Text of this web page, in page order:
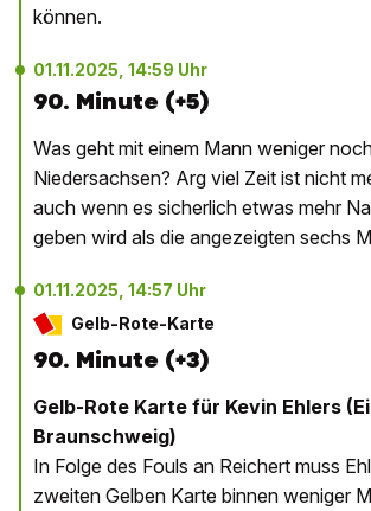
können.
01.11.2025, 14:59 Uhr
90. Minute (+5)
Was geht mit einem Mann weniger
Niedersachsen? Arg viel Zeit ist nicht
auch wenn es sicherlich etwas mehr
geben wird als die angezeigten sechs
01.11.2025, 14:57 Uhr
Gelb-Rote-Karte
90. Minute (+3)
Gelb-Rote Karte für Kevin Ehlers
Braunschweig)
In Folge des Fouls an Reichert muss
zweiten Gelben Karte binnen weniger